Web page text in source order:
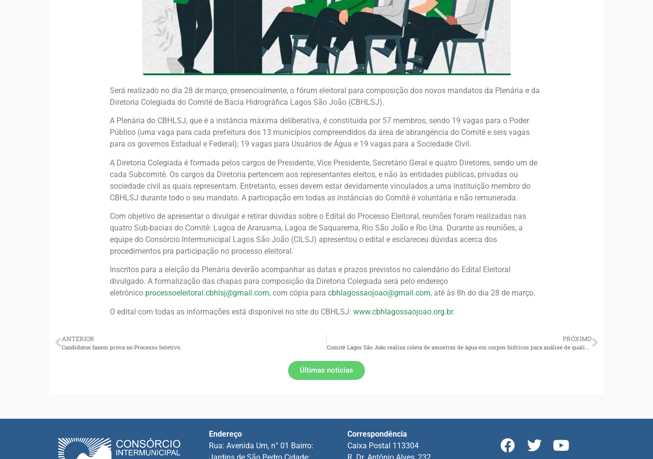
Será realizado no dia 28 de março, presencialmente, o fórum eleitoral para composição dos novos mandatos da Plenária e da
Diretoria Colegiada do Comitê de Bacia Hidrográfica Lagos São João (CBHLSJ).
A Plenária do CBHLSJ, que é a instância máxima deliberativa, é constituída por 57 membros, sendo 19 vagas para o Poder
Público (uma vaga para cada prefeitura dos 13 municípios compreendidos da área de abrangência do Comitê e seis vagas
para os governos Estadual e Federal); 19 vagas para Usuários de Água e 19 vagas para a Sociedade Civil.
A Diretoria Colegiada é formada pelos cargos de Presidente, Vice Presidente, Secretário Geral e quatro Diretores, sendo um de
cada Subcomitê. Os cargos da Diretoria pertencem aos representantes eleitos, e não às entidades públicas, privadas ou
sociedade civil as quais representam. Entretanto, esses devem estar devidamente vinculados a uma instituição membro do
CBHLSJ durante todo o seu mandato. A participação em todas as instâncias do Comitê é voluntária e não remunerada.
Com objetivo de apresentar o divulgar e retirar dúvidas sobre o Edital do Processo Eleitoral, reuniões foram realizadas nas
quatro Sub-bacias do Comitê: Lagoa de Araruama, Lagoa de Saquarema, Rio São João e Rio Una. Durante as reuniões, a
equipe do Consórcio Intermunicipal Lagos São João (CILSJ) apresentou o edital e esclareceu dúvidas acerca dos
procedimentos pra participação no processo eleitoral.
Inscritos para a eleição da Plenária deverão acompanhar as datas e prazos previstos no calendário do Edital Eleitoral
divulgado. A formalização das chapas para composição da Diretoria Colegiada será pelo endereço
eletrônico processoeleitoral.cbhlsj@gmail.com, com cópia para cbhlagossaojoao@gmail.com, até às 8h do dia 28 de março.
O edital com todas as informações está disponível no site do CBHLSJ: www.cbhlagossaojoao.org.br.
ANTERIOR
Candidatos fazem prova no Processo Seletivo
PRÓXIMO
Comitê Lagos São João realiza coleta de amostras de água em corpos hídricos para análise de qualidade
Últimas notícias
Endereço
Rua: Avenida Um, n° 01 Bairro:
Correspondência
Caixa Postal 113304